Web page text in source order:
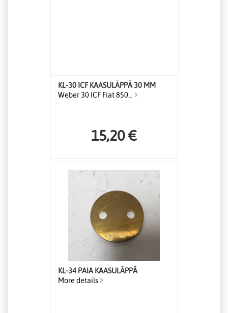
KL-30 ICF KAASULÄPPÄ 30 MM
Weber 30 ICF Fiat 850...
15,20 €
KL-34 PAIA KAASULÄPPÄ
More details